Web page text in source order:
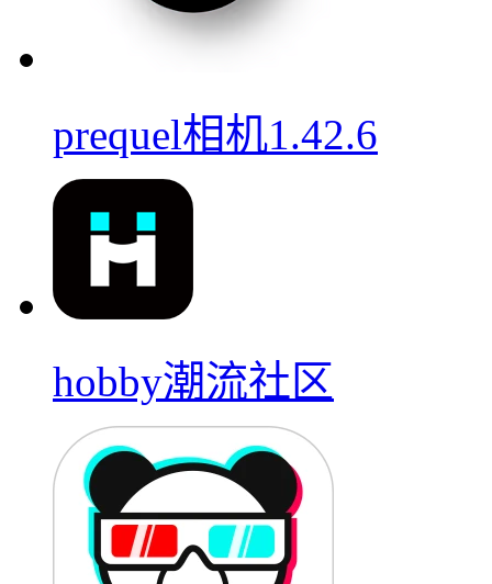
prequel相机1.42.6
hobby潮流社区